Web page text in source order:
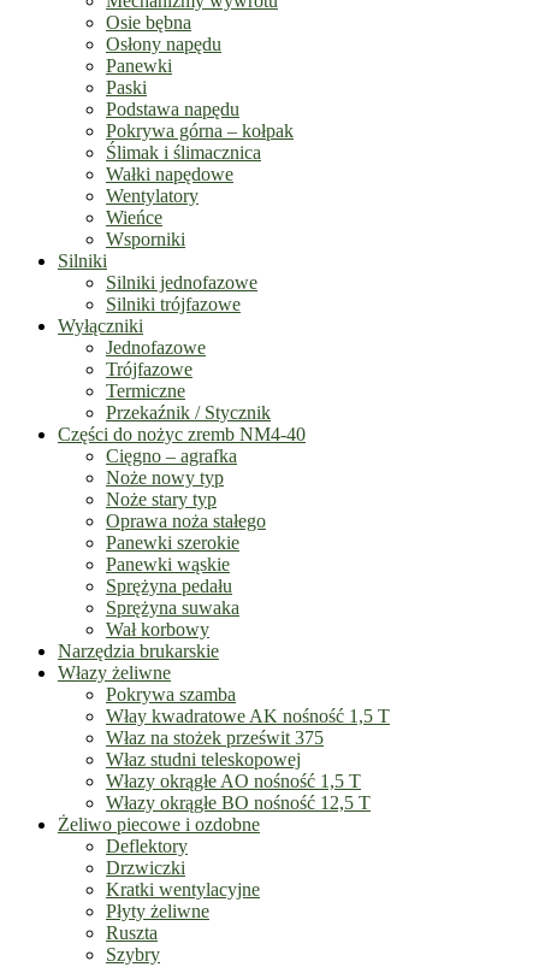
Osie bębna
Osłony napędu
Panewki
Paski
Podstawa napędu
Pokrywa górna – kołpak
Ślimak i ślimacznica
Wałki napędowe
Wentylatory
Wieńce
Wsporniki
Silniki
Silniki jednofazowe
Silniki trójfazowe
Wyłączniki
Jednofazowe
Trójfazowe
Termiczne
Przekaźnik / Stycznik
Części do nożyc zremb NM4-40
Cięgno – agrafka
Noże nowy typ
Noże stary typ
Oprawa noża stałego
Panewki szerokie
Panewki wąskie
Sprężyna pedału
Sprężyna suwaka
Wał korbowy
Narzędzia brukarskie
Włazy żeliwne
Pokrywa szamba
Włay kwadratowe AK nośność 1,5 T
Właz na stożek prześwit 375
Właz studni teleskopowej
Włazy okrągłe AO nośność 1,5 T
Włazy okrągłe BO nośność 12,5 T
Żeliwo piecowe i ozdobne
Deflektory
Drzwiczki
Kratki wentylacyjne
Płyty żeliwne
Ruszta
Szybry